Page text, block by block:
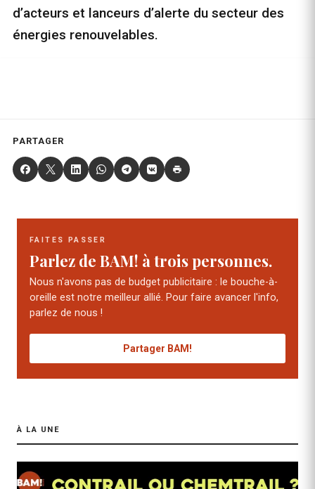
d’acteurs et lanceurs d’alerte du secteur des
énergies renouvelables.
PARTAGER
FAITES PASSER
Parlez de BAM! à trois personnes.
Nous n'avons pas de budget publicitaire : le bouche-à-
oreille est notre meilleur allié. Pour faire avancer l'info,
parlez de nous !
Partager BAM!
À LA UNE